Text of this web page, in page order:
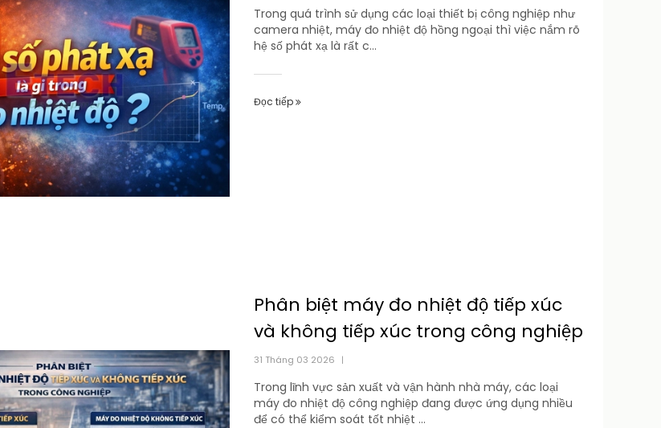
Trong quá trình sử dụng các loại thiết bị công nghiệp như
camera nhiệt, máy đo nhiệt độ hồng ngoại thì việc nắm rõ
hệ số phát xạ là rất c...
Đọc tiếp
Phân biệt máy đo nhiệt độ tiếp xúc
và không tiếp xúc trong công nghiệp
31 Tháng 03 2026 |
Trong lĩnh vực sản xuất và vận hành nhà máy, các loại
máy đo nhiệt độ công nghiệp đang được ứng dụng nhiều
để có thể kiểm soát tốt nhiệt ...